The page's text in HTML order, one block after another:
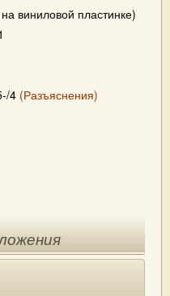
виниловой пластинке)
4 (Разъяснения)